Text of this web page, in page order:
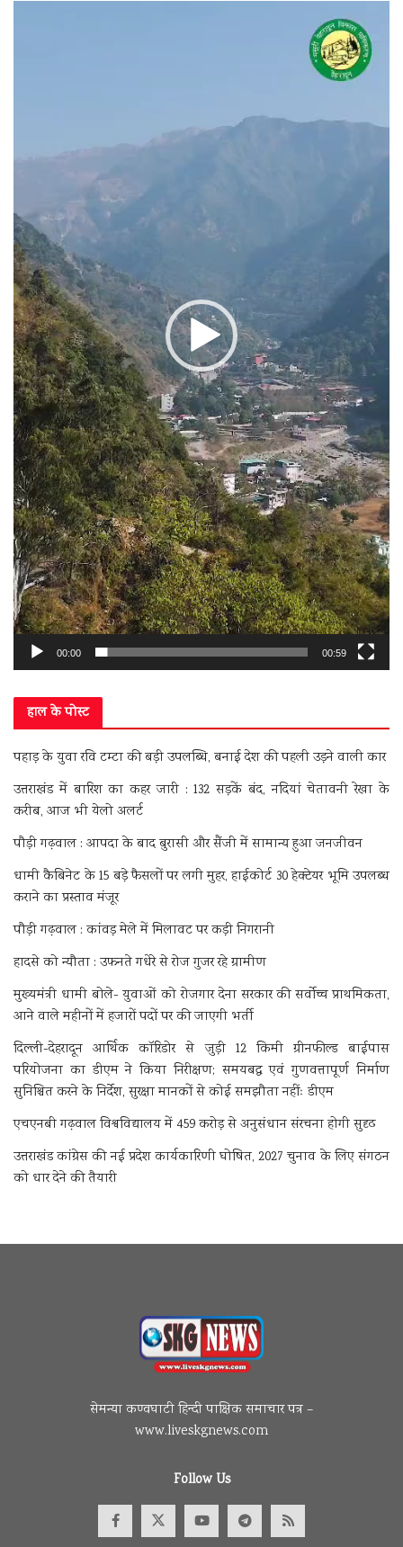
00:00 00:59
हाल के पोस्ट
पहाड़ के युवा रवि टम्टा की बड़ी उपलब्धि, बनाई देश की पहली उड़ने वाली कार
उत्तराखंड में बारिश का कहर जारी : 132 सड़कें बंद, नदियां चेतावनी रेखा के
करीब, आज भी येलो अलर्ट
पौड़ी गढ़वाल : आपदा के बाद बुरासी और सैंजी में सामान्य हुआ जनजीवन
धामी कैबिनेट के 15 बड़े फैसलों पर लगी मुहर, हाईकोर्ट 30 हेक्टेयर भूमि उपलब्ध
कराने का प्रस्ताव मंजूर
पौड़ी गढ़वाल : कांवड़ मेले में मिलावट पर कड़ी निगरानी
हादसे को न्यौता : उफनते गधेरे से रोज गुजर रहे ग्रामीण
मुख्यमंत्री धामी बोले- युवाओं को रोजगार देना सरकार की सर्वोच्च प्राथमिकता,
आने वाले महीनों में हजारों पदों पर की जाएगी भर्ती
दिल्ली-देहरादून आर्थिक कॉरिडोर से जुड़ी 12 किमी ग्रीनफील्ड बाईपास
परियोजना का डीएम ने किया निरीक्षण; समयबद्ध एवं गुणवत्तापूर्ण निर्माण
सुनिश्चित करने के निर्देश, सुरक्षा मानकों से कोई समझौता नहींः डीएम
एचएनबी गढ़वाल विश्वविद्यालय में 459 करोड़ से अनुसंधान संरचना होगी सुदृढ
उत्तराखंड कांग्रेस की नई प्रदेश कार्यकारिणी घोषित, 2027 चुनाव के लिए संगठन
को धार देने की तैयारी
सेमन्या कण्वघाटी हिन्दी पाक्षिक समाचार पत्र –
www.liveskgnews.com
Follow Us